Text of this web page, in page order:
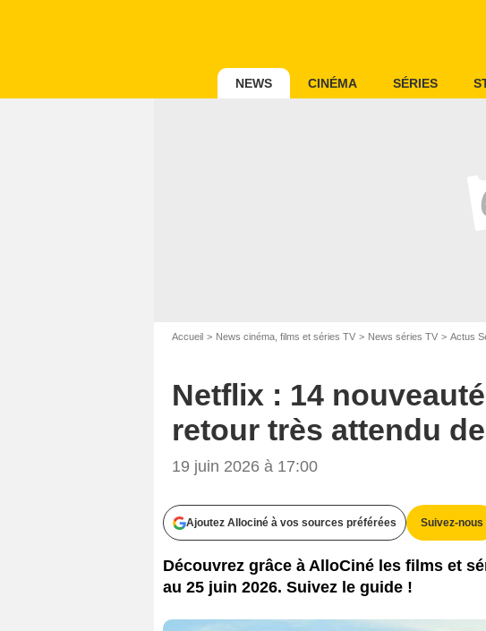
NEWS CINÉMA SÉRIES
Accueil News cinéma, films et séries TV News séries TV Actus
Netflix : 14
retour très attendu
19 juin 2026 à 17:00
Ajoutez Allociné à vos sources préférées Suivez-nous
Découvrez grâce à AlloCiné les films et
au 25 juin 2026. Suivez le guide !